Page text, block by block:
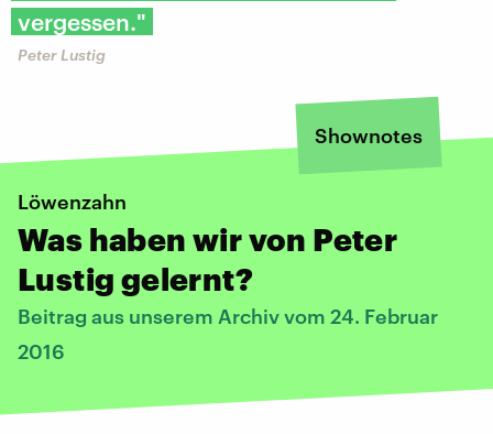
vergessen."
Peter Lustig
Shownotes
Löwenzahn
Was haben wir von Peter
Lustig gelernt?
Beitrag aus unserem Archiv vom 24. Februar
2016